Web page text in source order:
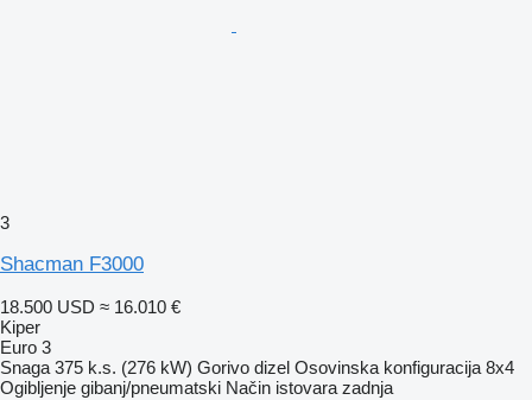
3
Shacman F3000
18.500 USD ≈ 16.010 €
Kiper
Euro 3
Snaga 375 k.s. (276 kW) Gorivo dizel Osovinska konfiguracija 8x4
Ogibljenje gibanj/pneumatski Način istovara zadnja